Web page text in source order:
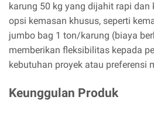
karung 50 kg yang dijahit rapi dan
opsi kemasan khusus, seperti
jumbo bag 1 ton/karung (biaya
memberikan fleksibilitas kepada
kebutuhan proyek atau preferensi
Keunggulan Produk